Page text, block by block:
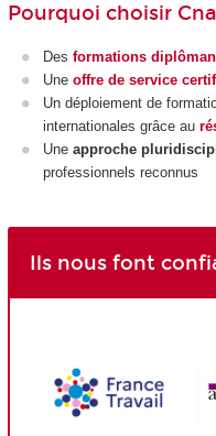
Pourquoi choisir
Des formations
Une offre de service
Un déploiement de
internationales grâce au
Une approche
professionnels reconnus
Ils nous font